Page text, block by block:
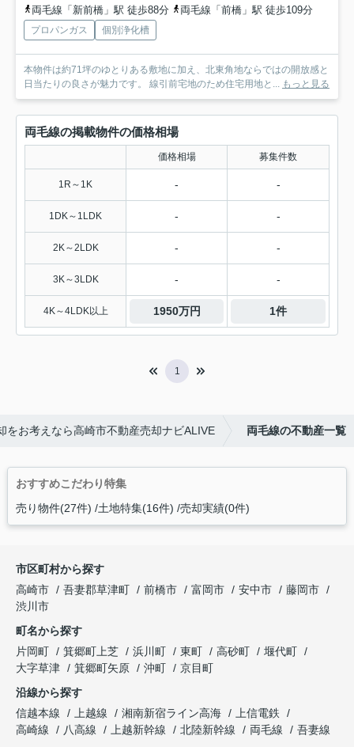
両毛線「新前橋」駅 徒歩88分
両毛線「前橋」駅 徒歩109分
プロパンガス 個別浄化槽
本物件は約71坪のゆとりある敷地に加え、北東角地ならではの開放感と
日当たりの良さが魅力です。 線引前宅地のため住宅用地と... もっと見る
両毛線の掲載物件の価格相場
価格相場 募集件数
1R～1K - -
1DK～1LDK - -
2K～2LDK - -
3K～3LDK - -
4K～4LDK以上 1950万円 1件
1
をお考えなら高崎市不動産売却ナビALIVE 両毛線の不動産一覧
おすすめこだわり特集
売り物件(27件) 土地特集(16件) 売却実績(0件)
市区町村から探す
高崎市
吾妻郡草津町 前橋市 富岡市 安中市
藤岡市
渋川市
町名から探す
片岡町
箕郷町上芝 浜川町 東町 高砂町
堰代町
大字草津
箕郷町矢原 沖町
京目町
沿線から探す
信越本線
上越線 湘南新宿ライン高海
上信電鉄
高崎線
八高線 上越新幹線 北陸新幹線 両毛線
吾妻線